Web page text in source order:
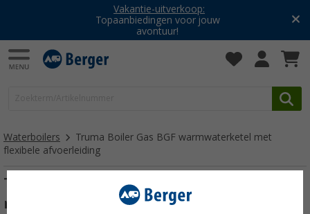
Vakantie-uitverkoop:
Topaanbiedingen voor jouw
avontuur!
Waterboilers
Truma Boiler Gas BGF warmwaterketel met
flexibele afvoerleiding
Truma Boiler Gas BGF warmwaterketel
met flexibele afvoerleiding